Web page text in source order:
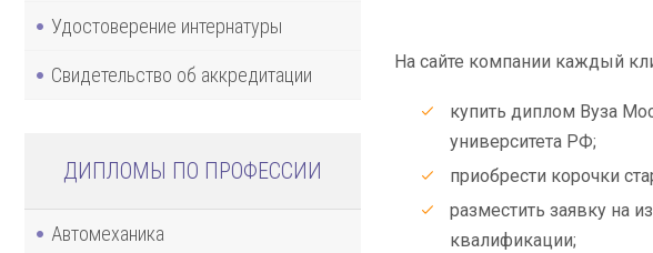
Удостоверение интернатуры
Свидетельство об аккредитации
ДИПЛОМЫ ПО ПРОФЕССИИ
Автомеханика
На сайте компании каждый
купить диплом Вуза
университета РФ;
приобрести корочки
разместить заявку на
квалификации;